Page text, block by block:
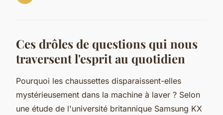
Ces drôles de questions qui nous
traversent l'esprit au quotidien
Pourquoi les chaussettes disparaissent-elles
mystérieusement dans la machine à laver ? Selon
une étude de l'université britannique Samsung KX